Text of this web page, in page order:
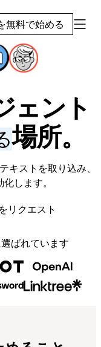
無料で始める
ェント
場所。
キストを取り込み、
します。
リクエスト
ばれています